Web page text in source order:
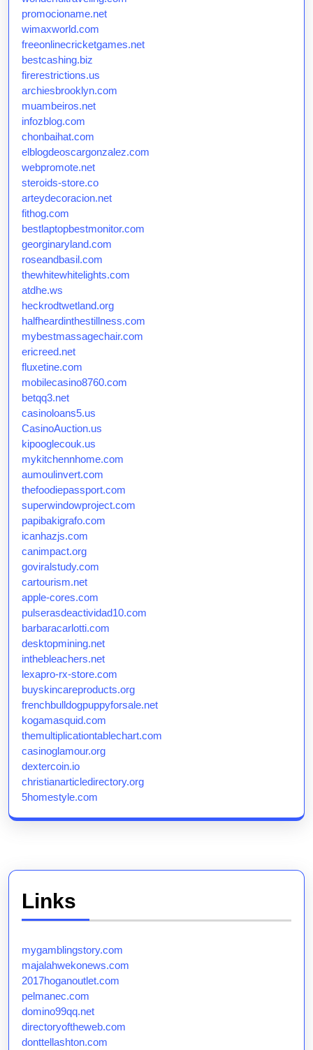
promocioname.net
wimaxworld.com
freeonlinecricketgames.net
bestcashing.biz
firerestrictions.us
archiesbrooklyn.com
muambeiros.net
infozblog.com
chonbaihat.com
elblogdeoscargonzalez.com
webpromote.net
steroids-store.co
arteydecoracion.net
fithog.com
bestlaptopbestmonitor.com
georginaryland.com
roseandbasil.com
thewhitewhitelights.com
atdhe.ws
heckrodtwetland.org
halfheardinthestillness.com
mybestmassagechair.com
ericreed.net
fluxetine.com
mobilecasino8760.com
betqq3.net
casinoloans5.us
CasinoAuction.us
kipooglecouk.us
mykitchennhome.com
aumoulinvert.com
thefoodiepassport.com
superwindowproject.com
papibakigrafo.com
icanhazjs.com
canimpact.org
goviralstudy.com
cartourism.net
apple-cores.com
pulserasdeactividad10.com
barbaracarlotti.com
desktopmining.net
inthebleachers.net
lexapro-rx-store.com
buyskincareproducts.org
frenchbulldogpuppyforsale.net
kogamasquid.com
themultiplicationtablechart.com
casinoglamour.org
dextercoin.io
christianarticledirectory.org
5homestyle.com
Links
mygamblingstory.com
majalahwekonews.com
2017hoganoutlet.com
pelmanec.com
domino99qq.net
directoryoftheweb.com
donttellashton.com